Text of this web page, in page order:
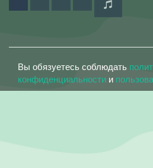
Вы обязуетесь соблюдать
конфиденциальности и